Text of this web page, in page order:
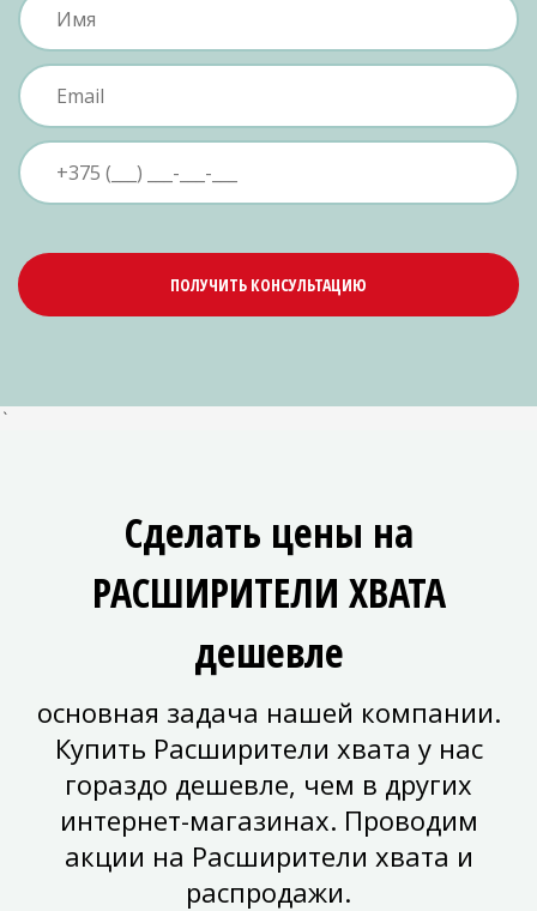
ПОЛУЧИТЬ КОНСУЛЬТАЦИЮ
`
Сделать цены на
РАСШИРИТЕЛИ ХВАТА
дешевле
основная задача нашей компании.
Купить Расширители хвата у нас
гораздо дешевле, чем в других
интернет-магазинах. Проводим
акции на Расширители хвата и
распродажи.